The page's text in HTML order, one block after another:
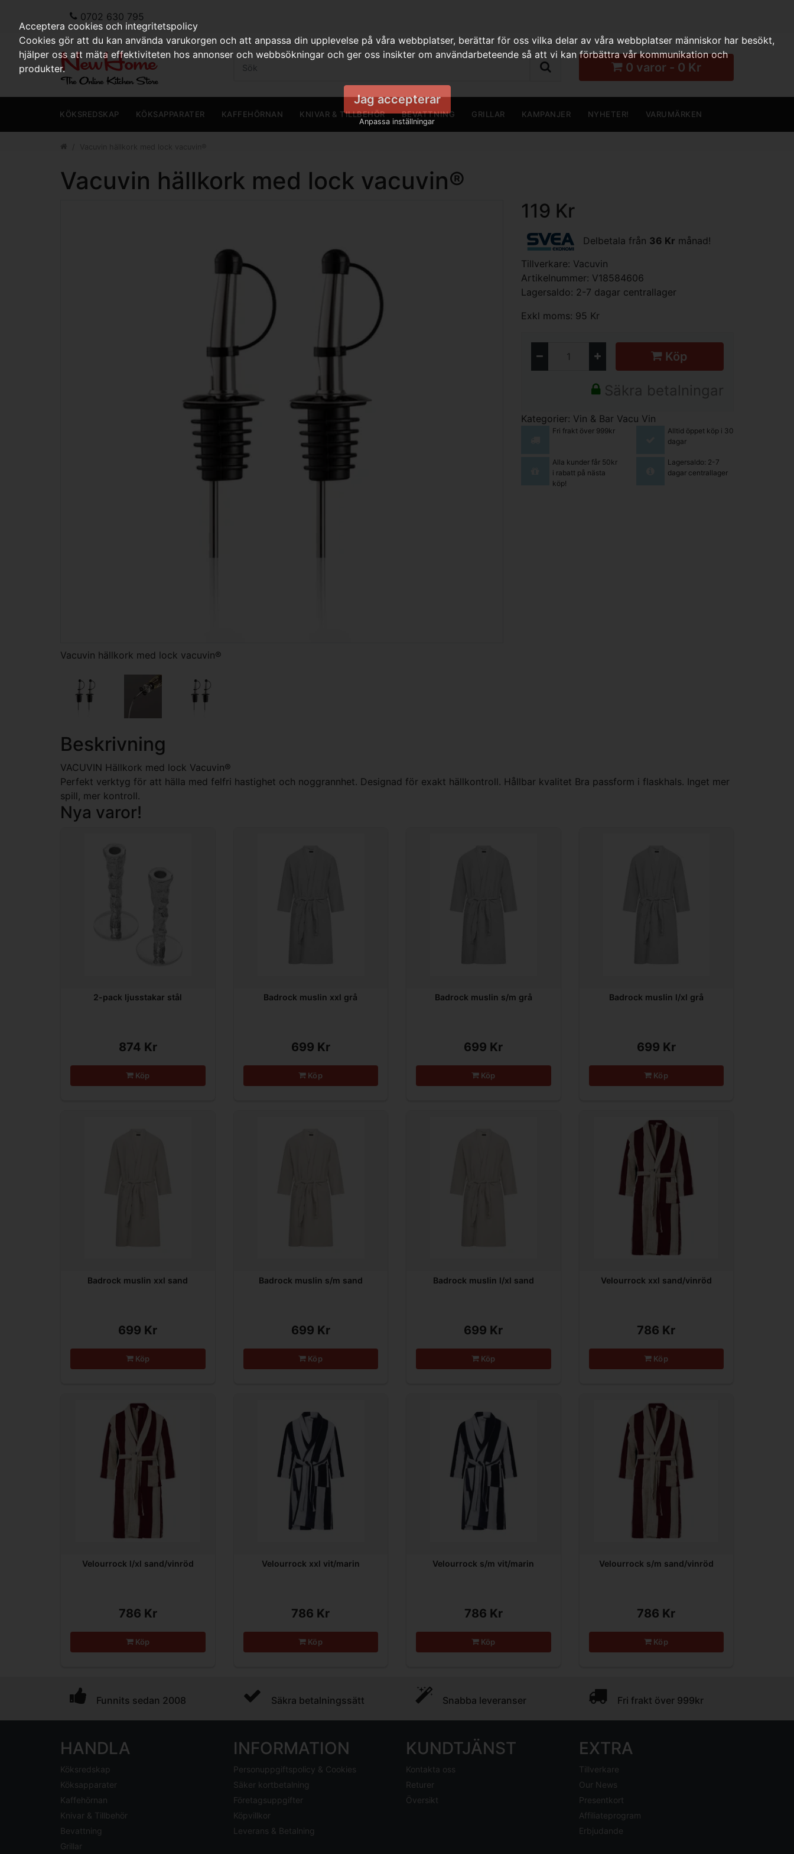
0702 630 795
0 varor - 0 Kr
KÖKSREDSKAP KÖKSAPPARATER KAFFEHÖRNAN KNIVAR & TILLBEHÖR BEVATTNING GRILLAR KAMPANJER NYHETER! VARUMÄRKEN
Vacuvin hällkork med lock vacuvin®
Vacuvin hällkork med lock vacuvin®
119 Kr
Delbetala från 36 Kr månad!
Tillverkare: Vacuvin
Artikelnummer: V18584606
Lagersaldo: 2-7 dagar centrallager
Exkl moms: 95 Kr
Köp
Säkra betalningar
Kategorier: Vin & Bar Vacu Vin
Fri frakt över 999kr
Alltid öppet köp i 30
dagar
Alla kunder får 50kr
i rabatt på nästa
köp!
Lagersaldo: 2-7
dagar centrallager
Beskrivning
VACUVIN Hällkork med lock Vacuvin®
Perfekt verktyg för att hälla med felfri hastighet och noggrannhet. Designad för exakt hällkontroll. Hållbar kvalitet Bra passform i flaskhals. Inget mer
spill, mer kontroll.
Nya varor!
2-pack ljusstakar stål
874 Kr
Köp
Badrock muslin xxl grå
699 Kr
Köp
Badrock muslin s/m grå
699 Kr
Köp
Badrock muslin l/xl grå
699 Kr
Köp
Badrock muslin xxl sand
699 Kr
Köp
Badrock muslin s/m sand
699 Kr
Köp
Badrock muslin l/xl sand
699 Kr
Köp
Velourrock xxl sand/vinröd
786 Kr
Köp
Velourrock l/xl sand/vinröd
786 Kr
Köp
Velourrock xxl vit/marin
786 Kr
Köp
Velourrock s/m vit/marin
786 Kr
Köp
Velourrock s/m sand/vinröd
786 Kr
Köp
Funnits sedan 2008 Säkra betalningssätt Snabba leveranser Fri frakt över 999kr
HANDLA
Köksredskap
Köksapparater
Kaffehörnan
Knivar & Tillbehör
Bevattning
Grillar
INFORMATION
Personuppgiftspolicy & Cookies
Säker kortbetalning
Företagsuppgifter
Köpvillkor
Leverans & Betalning
KUNDTJÄNST
Kontakta oss
Returer
Översikt
EXTRA
Tillverkare
Our News
Presentkort
Affiliateprogram
Erbjudande
Acceptera cookies och integritetspolicy
Cookies gör att du kan använda varukorgen och att anpassa din upplevelse på våra webbplatser, berättar för oss vilka delar av våra webbplatser människor har besökt,
hjälper oss att mäta effektiviteten hos annonser och webbsökningar och ger oss insikter om användarbeteende så att vi kan förbättra vår kommunikation och
produkter.
Jag accepterar
Anpassa inställningar